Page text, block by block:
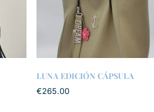
LUNA EDICIÓN CÁPSULA
€265.00